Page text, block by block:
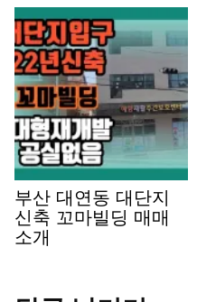
부산 대연동 대단지
신축 꼬마빌딩 매매
소개